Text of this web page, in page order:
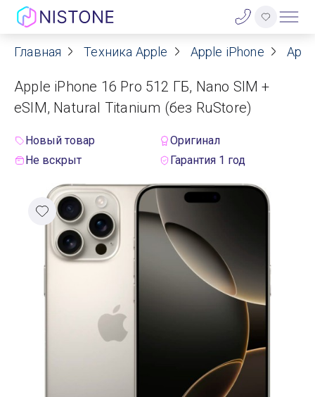
Акции
О нас
Договор оферты
Реквизиты
Контакты
Главная Техника Apple Apple iPhone
Apple iPhone 16 Pro 512 ГБ, Nano SIM +
eSIM, Natural Titanium (без RuStore)
Новый товар
Оригинал
Не вскрыт
Гарантия 1 год